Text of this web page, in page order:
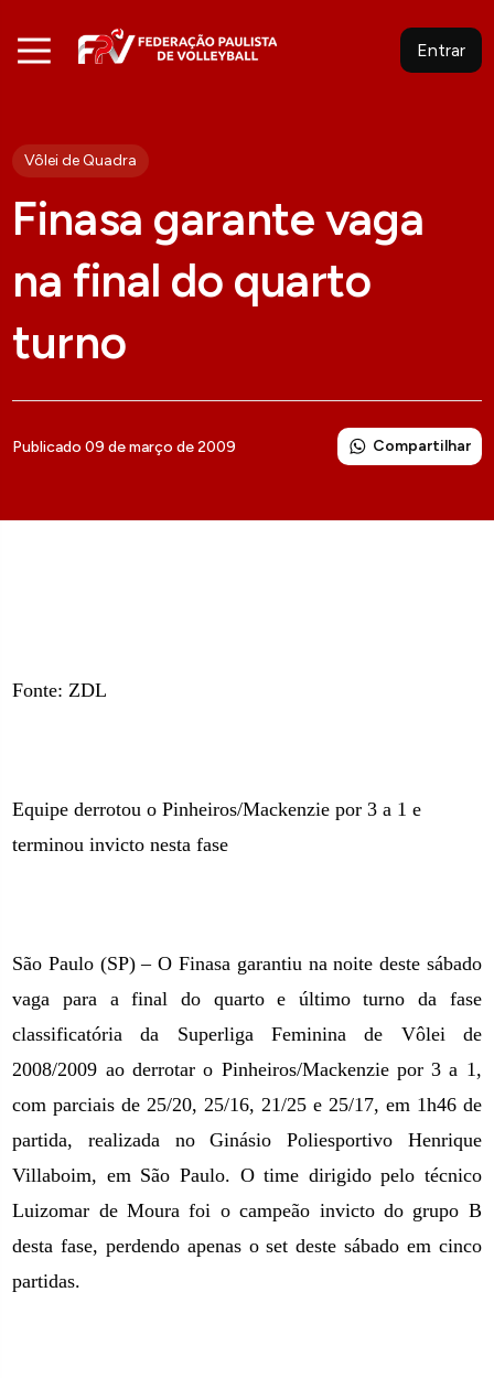
Entrar
Vôlei de Quadra
Finasa garante vaga
na final do quarto
turno
Publicado 09 de março de 2009 Compartilhar
Fonte: ZDL
Equipe derrotou o Pinheiros/Mackenzie por3 a 1 e
terminou invicto nesta fase
São Paulo (SP) – O Finasa garantiu na noite deste sábado
vaga para a final do quarto e último turno da fase
classificatória da Superliga Feminina de Vôlei de
2008/2009 ao derrotar o Pinheiros/Mackenzie por3 a 1,
com parciais de 25/20, 25/16, 21/25 e 25/17, em 1h46 de
partida, realizada no Ginásio Poliesportivo Henrique
Villaboim, em São Paulo. Otime dirigido pelo técnico
Luizomar de Moura foi o campeão invicto do grupo B
desta fase, perdendo apenas o set deste sábado em cinco
partidas.